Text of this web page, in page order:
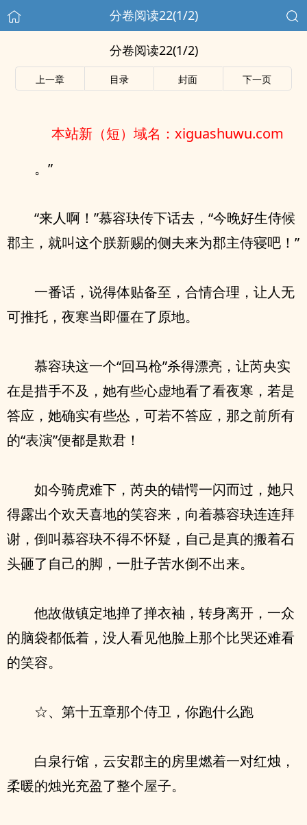
分卷阅读22(1/2)
分卷阅读22(1/2)
上一章 目录 封面 下一页
本站新（短）域名：xiguashuwu.com
。”
“来人啊！”慕容玦传下话去，“今晚好生侍候
郡主，就叫这个朕新赐的侧夫来为郡主侍寝吧！”
一番话，说得体贴备至，合情合理，让人无
可推托，夜寒当即僵在了原地。
慕容玦这一个“回马枪”杀得漂亮，让芮央实
在是措手不及，她有些心虚地看了看夜寒，若是
答应，她确实有些怂，可若不答应，那之前所有
的“表演”便都是欺君！
如今骑虎难下，芮央的错愕一闪而过，她只
得露出个欢天喜地的笑容来，向着慕容玦连连拜
谢，倒叫慕容玦不得不怀疑，自己是真的搬着石
头砸了自己的脚，一肚子苦水倒不出来。
他故做镇定地掸了掸衣袖，转身离开，一众
的脑袋都低着，没人看见他脸上那个比哭还难看
的笑容。
☆、第十五章那个侍卫，你跑什么跑
白泉行馆，云安郡主的房里燃着一对红烛，
柔暖的烛光充盈了整个屋子。